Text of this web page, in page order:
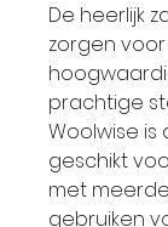
De heerlijk
zorgen
prachtige
Woolwise
geschikt
met
gebruiken